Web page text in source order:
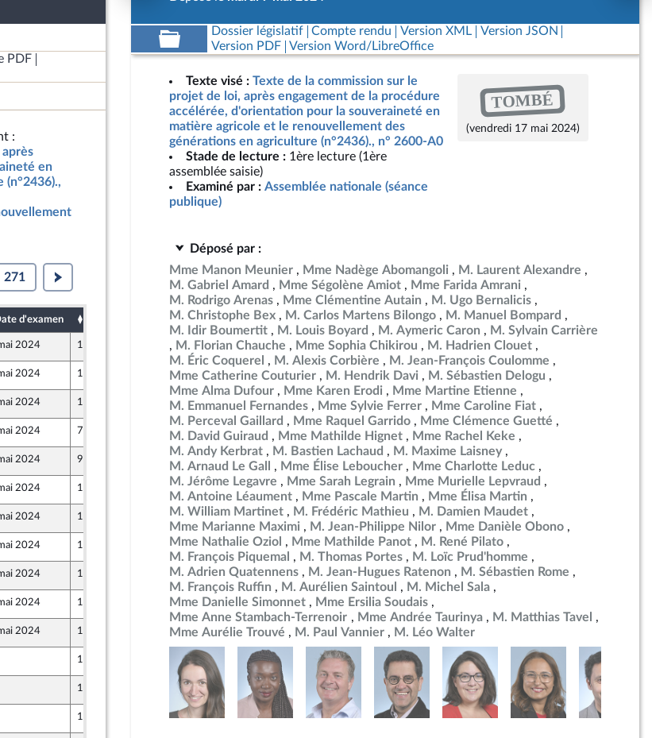
PDF
:
en
271
d'examen
2024 10 mai 2024
2024 10 mai 2024
écologique et sociale
2024 10 mai 2024
écologique et sociale
2024 7 mai 2024
2024 9 mai 2024
écologique et sociale
2024 10 mai 2024
2024 10 mai 2024
2024 10 mai 2024
2024 10 mai 2024
2024 10 mai 2024
2024 10 mai 2024
10 mai 2024
écologique et sociale
10 mai 2024
écologique et sociale
10 mai 2024
Dossier législatif Compte rendu Version XML
Version JSON
Version PDF
Version Word/LibreOffice
Texte visé : Texte de la commission sur le
projet de loi, après engagement de la procédure
accélérée, d'orientation pour la souveraineté en
matière agricole et le renouvellement des
générations en agriculture (n°2436)., n° 2600-A0
Stade de lecture : 1ère lecture (1ère
assemblée saisie)
Examiné par : Assemblée nationale (séance
publique)
TOMBÉ
(vendredi 17 mai 2024)
Déposé par :
Mme Manon Meunier
Mme Nadège Abomangoli
M. Laurent Alexandre
M. Gabriel Amard
Mme Ségolène Amiot
Mme Farida Amrani
M. Rodrigo Arenas
Mme Clémentine Autain
M. Ugo Bernalicis
M. Christophe Bex
M. Carlos Martens Bilongo
M. Manuel Bompard
M. Idir Boumertit
M. Louis Boyard M. Aymeric Caron
M. Sylvain Carrière
M. Florian Chauche
Mme Sophia Chikirou
M. Hadrien Clouet
M. Éric Coquerel
M. Alexis Corbière
M. Jean-François Coulomme
Mme Catherine Couturier
M. Hendrik Davi
M. Sébastien Delogu
Mme Alma Dufour
Mme Karen Erodi
Mme Martine Etienne
M. Emmanuel Fernandes
Mme Sylvie Ferrer
Mme Caroline Fiat
M. Perceval Gaillard
Mme Raquel Garrido
Mme Clémence Guetté
M. David Guiraud
Mme Mathilde Hignet
Mme Rachel Keke
M. Andy Kerbrat
M. Bastien Lachaud
M. Maxime Laisney
M. Arnaud Le Gall
Mme Élise Leboucher
Mme Charlotte Leduc
M. Jérôme Legavre
Mme Sarah Legrain
Mme Murielle Lepvraud
M. Antoine Léaument
Mme Pascale Martin
Mme Élisa Martin
M. William Martinet
M. Frédéric Mathieu
M. Damien Maudet
Mme Marianne Maximi
M. Jean-Philippe Nilor
Mme Danièle Obono
Mme Nathalie Oziol
Mme Mathilde Panot
M. René Pilato
M. François Piquemal
M. Thomas Portes
M. Loïc Prud'homme
M. Adrien Quatennens
M. Jean-Hugues Ratenon
M. Sébastien Rome
M. François Ruffin
M. Aurélien Saintoul
M. Michel Sala
Mme Danielle Simonnet
Mme Ersilia Soudais
Mme Anne Stambach-Terrenoir
Mme Andrée Taurinya
M. Matthias Tavel
Mme Aurélie Trouvé
M. Paul Vannier M. Léo Walter